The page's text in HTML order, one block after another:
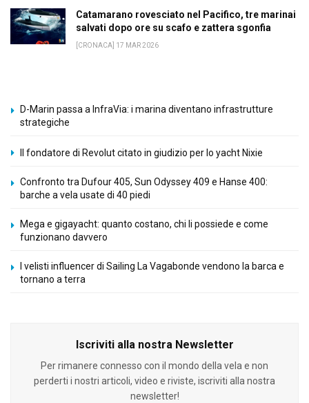
Catamarano rovesciato nel Pacifico, tre marinai
salvati dopo ore su scafo e zattera sgonfia
[CRONACA] 17 MAR 2026
D-Marin passa a InfraVia: i marina diventano infrastrutture
strategiche
Il fondatore di Revolut citato in giudizio per lo yacht Nixie
Confronto tra Dufour 405, Sun Odyssey 409 e Hanse 400:
barche a vela usate di 40 piedi
Mega e gigayacht: quanto costano, chi li possiede e come
funzionano davvero
I velisti influencer di Sailing La Vagabonde vendono la barca e
tornano a terra
Iscriviti alla nostra Newsletter
Per rimanere connesso con il mondo della vela e non
perderti i nostri articoli, video e riviste, iscriviti alla nostra
newsletter!